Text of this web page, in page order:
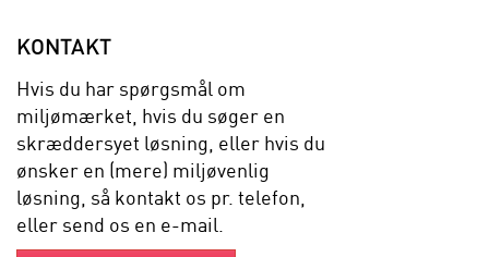
KONTAKT
Hvis du har spørgsmål om
miljømærket, hvis du søger en
skræddersyet løsning, eller hvis du
ønsker en (mere) miljøvenlig
løsning, så kontakt os pr. telefon,
eller send os en e-mail.